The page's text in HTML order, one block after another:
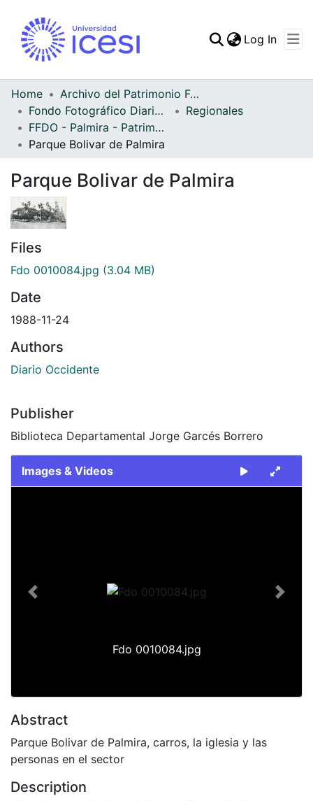
Statistics
Log In
Home
Archivo del Patrimonio Fotográfico y Fílmico del Valle del Cauca
Fondo Fotográfico Diario Occidente
Regionales
FFDO - Palmira - Patrimonial
Parque Bolivar de Palmira
Parque Bolivar de Palmira
Files
Fdo 0010084.jpg (3.04 MB)
Date
1988-11-24
Authors
Diario Occidente
Publisher
Biblioteca Departamental Jorge Garcés Borrero
Images & Videos
Fdo 0010084.jpg
Previous Next
Abstract
Parque Bolivar de Palmira, carros, la iglesia y las
personas en el sector
Description